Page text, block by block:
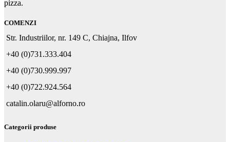
pizza.
COMENZI
Str. Industriilor, nr. 149 C, Chiajna, Ilfov
+40 (0)731.333.404
+40 (0)730.999.997
+40 (0)722.924.564
catalin.olaru@alforno.ro
Categorii produse